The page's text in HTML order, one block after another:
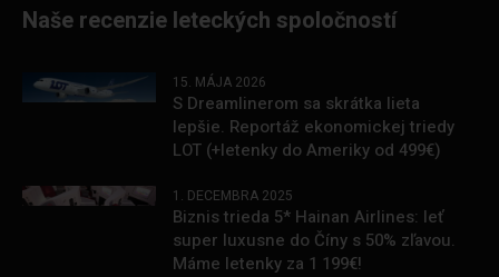
Naše recenzie leteckých spoločností
15. MÁJA 2026
S Dreamlinerom sa skrátka lieta
lepšie. Reportáž ekonomickej triedy
LOT (+letenky do Ameriky od 499€)
1. DECEMBRA 2025
Biznis trieda 5* Hainan Airlines: leť
super luxusne do Číny s 50% zľavou.
Máme letenky za 1 199€!